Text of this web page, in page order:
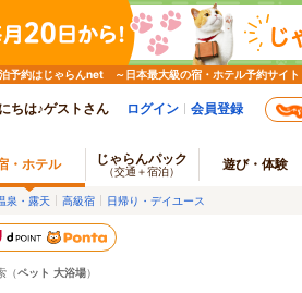
予約はじゃらんnet ～日本最大級の宿・ホテル予約サイト
ちは♪ゲストさん ログイン 会員登録
・ホテル じゃらんパック
（交通＋宿泊） 遊び・体験
泉・露天 高級宿 日帰り・デイユース
（ペット 大浴場）